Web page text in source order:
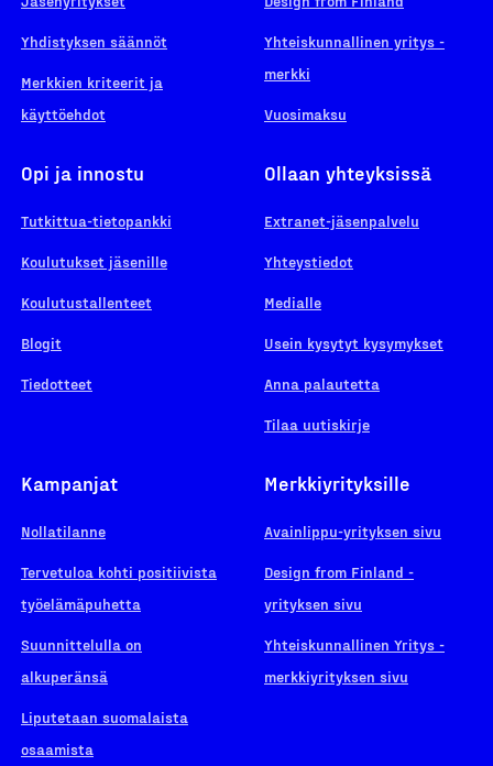
Yhdistyksen säännöt
Merkkien kriteerit ja
käyttöehdot
Yhteiskunnallinen yritys -
merkki
Vuosimaksu
Opi ja innostu
Tutkittua-tietopankki
Koulutukset jäsenille
Koulutustallenteet
Blogit
Tiedotteet
Ollaan yhteyksissä
Extranet-jäsenpalvelu
Yhteystiedot
Medialle
Usein kysytyt kysymykset
Anna palautetta
Tilaa uutiskirje
Kampanjat
Nollatilanne
Tervetuloa kohti positiivista
työelämäpuhetta
Suunnittelulla on
alkuperänsä
Liputetaan suomalaista
osaamista
Merkkiyrityksille
Avainlippu-yrityksen sivu
Design from Finland -
yrityksen sivu
Yhteiskunnallinen Yritys -
merkkiyrityksen sivu